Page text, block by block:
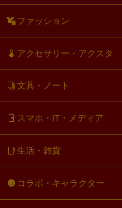
ファッション
アクセサリー・アクスタ
文具・ノート
スマホ・IT・メディア
生活・雑貨
コラボ・キャラクター